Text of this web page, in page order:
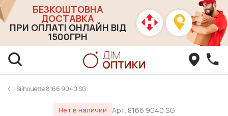
БЕЗКОШТОВНА
ДОСТАВКА
ПРИ ОПЛАТІ ОНЛАЙН ВІД
1500ГРН
Silhouette 8166 9040 SG
Нет в наличии Арт. 8166 9040 SG